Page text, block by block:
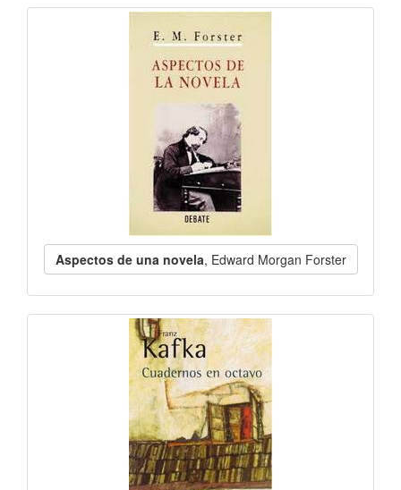
Aspectos de una novela, Edward Morgan Forster